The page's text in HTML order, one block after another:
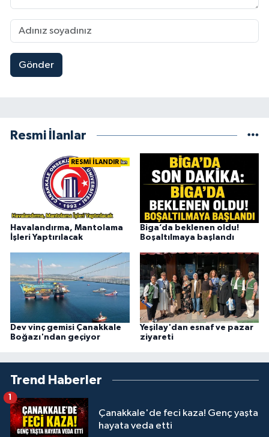
Gönder
Resmi İlanlar
RESMİ İLANDIR
Havalandırma, Mantolama
İşleri Yaptırılacak
Biga’da beklenen oldu!
Boşaltılmaya başlandı
Dev vinç gemisi Çanakkale
Boğazı'ndan geçiyor
Yeşilay'dan esnaf ve pazar
ziyareti
Trend Haberler
Çanakkale'de feci kaza! Genç yaşta
hayata veda etti
1